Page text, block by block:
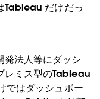
Tableau だけだっ
発法人等にダッシ
レミス型のTableau
ではダッシュボー